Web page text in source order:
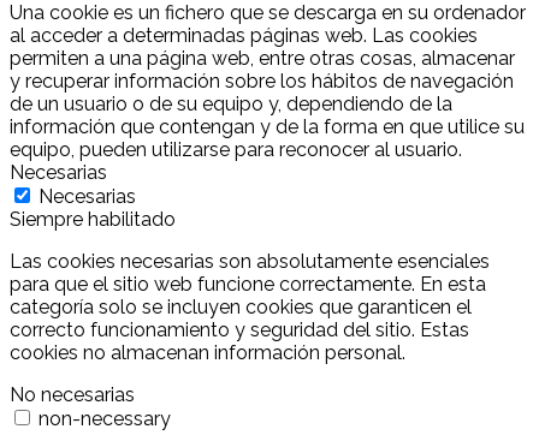
Una cookie es un fichero que se descarga en su ordenador
al acceder a determinadas páginas web. Las cookies
permiten a una página web, entre otras cosas, almacenar
y recuperar información sobre los hábitos de navegación
de un usuario o de su equipo y, dependiendo de la
información que contengan y de la forma en que utilice su
equipo, pueden utilizarse para reconocer al usuario.
Necesarias
Necesarias
Siempre habilitado
Las cookies necesarias son absolutamente esenciales
para que el sitio web funcione correctamente. En esta
categoría solo se incluyen cookies que garanticen el
correcto funcionamiento y seguridad del sitio. Estas
cookies no almacenan información personal.
No necesarias
non-necessary